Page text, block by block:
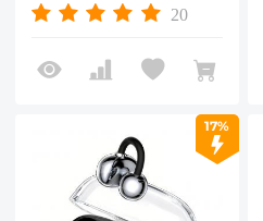
20
17%